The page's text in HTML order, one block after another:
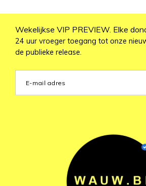
Wekelijkse VIP PREVIEW. Elke
24 uur vroeger toegang tot onze
de publieke release.